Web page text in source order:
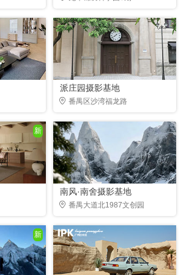
派庄园摄影基地
番禺区沙湾福龙路
新
南风·南舍摄影基地
番禺大道北1987文创园
新